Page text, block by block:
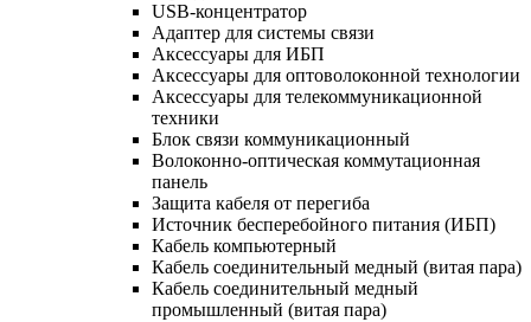
USB-концентратор
Адаптер для системы связи
Аксессуары для ИБП
Аксессуары для оптоволоконной технологии
Аксессуары для телекоммуникационной
техники
Блок связи коммуникационный
Волоконно-оптическая коммутационная
панель
Защита кабеля от перегиба
Источник бесперебойного питания (ИБП)
Кабель компьютерный
Кабель соединительный медный (витая пара)
Кабель соединительный медный
промышленный (витая пара)